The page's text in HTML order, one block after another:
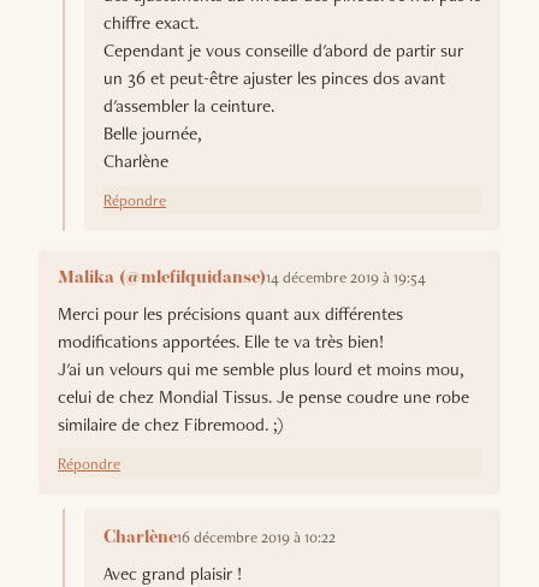
chiffre exact.
Cependant je vous conseille d'abord de partir sur
un 36 et peut-être ajuster les pinces dos avant
d'assembler la ceinture.
Belle journée,
Charlène
Répondre
Malika (@mlefilquidanse)14 décembre 2019 à 19:54
Merci pour les précisions quant aux différentes
modifications apportées. Elle te va très bien!
J'ai un velours qui me semble plus lourd et moins mou,
celui de chez Mondial Tissus. Je pense coudre une robe
similaire de chez Fibremood. ;)
Répondre
Charlène16 décembre 2019 à 10:22
Avec grand plaisir !